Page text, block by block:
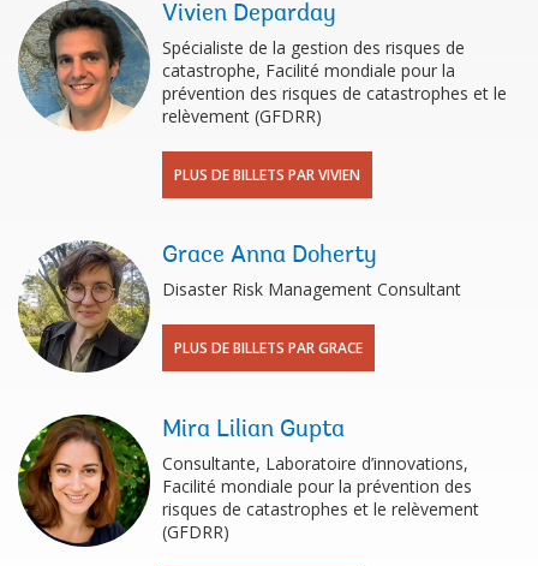
Vivien Deparday
Spécialiste de la gestion des risques de
catastrophe, Facilité mondiale pour la
prévention des risques de catastrophes et le
relèvement (GFDRR)
PLUS DE BILLETS PAR VIVIEN
Grace Anna Doherty
Disaster Risk Management Consultant
PLUS DE BILLETS PAR GRACE
Mira Lilian Gupta
Consultante, Laboratoire d’innovations,
Facilité mondiale pour la prévention des
risques de catastrophes et le relèvement
(GFDRR)